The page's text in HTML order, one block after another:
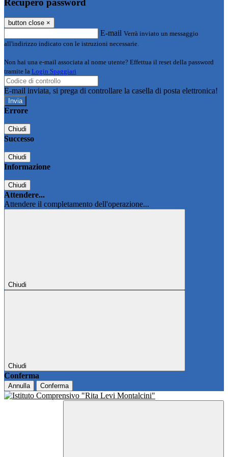
button close ×
E-mail Verrà inviato un messaggio
all'indirizzo indicato con le istruzioni necessarie.
Non hai una e-mail associata al nome utente? Effettua il reset della password
tramite la Login Spaggiari
E-mail inviata, si prega di controllare la casella di posta elettronica!
Errore
Chiudi
Successo
Chiudi
Informazione
Chiudi
Attendere...
Attendere il completamento dell'operazione...
Chiudi
Chiudi
Conferma
Annulla Conferma